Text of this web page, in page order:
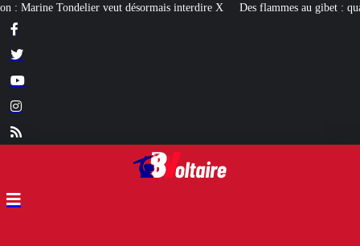
X Des flammes au gibet : quatre millénaires de châtiments contre